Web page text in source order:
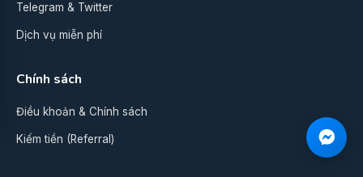
Telegram & Twitter
Dịch vụ miễn phí
Chính sách
Điều khoản & Chính sách
Kiếm tiền (Referral)